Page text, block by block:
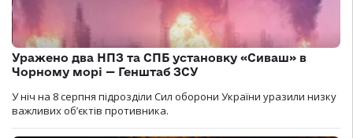
Уражено два НПЗ та СПБ установку «Сиваш» в
Чорному морі — Генштаб ЗСУ
У ніч на 8 серпня підрозділи Сил оборони України уразили низку
важливих об’єктів противника.